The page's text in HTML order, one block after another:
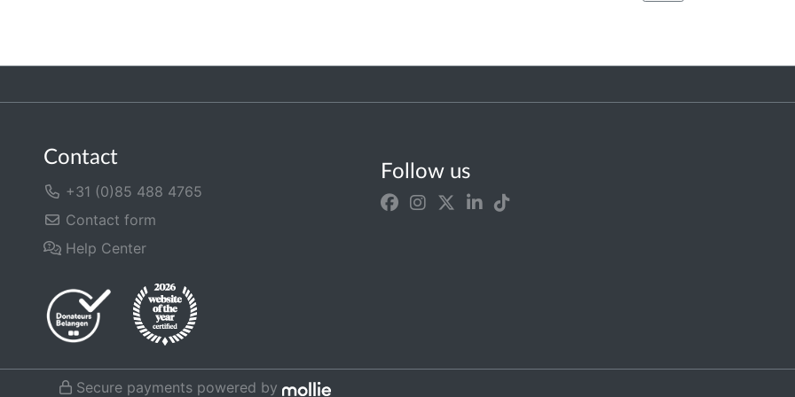
Contact
+31 (0)85 488 4765
Contact form
Help Center
Follow us
Secure payments powered by